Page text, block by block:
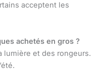
acceptent les
achetés en gros ?
lumière et des rongeurs.